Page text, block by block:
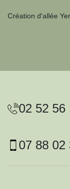
Création d'allée
02 52 56
07 88 02